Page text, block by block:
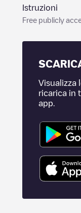
Istruzioni
Free publicly
Visualizza
ricarica in
app.